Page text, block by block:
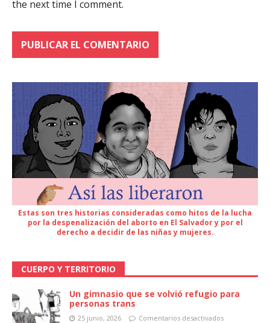
the next time I comment.
Estas son tres historias consideradas como hitos de la lucha
por la despenalización del aborto en El Salvador y por el
derecho a decidir de las niñas y mujeres.
CUERPO Y TERRITORIO
Un gimnasio que se volvió refugio para
personas trans
25 junio, 2026 Comentarios desactivados